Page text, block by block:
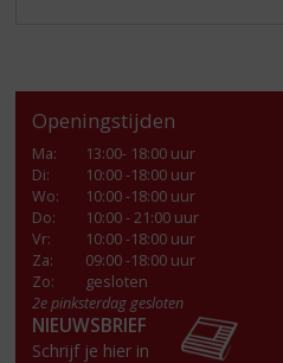
Openingstijden
Ma:
13:00- 18:00 uur
Di:
10:00 -18:00 uur
Wo:
10:00 -18:00 uur
Do:
10:00 - 21:00 uur
Vr:
10:00 -18:00 uur
Za:
09:00 -18:00 uur
Zo:
gesloten
2e pinksterdag gesloten
NIEUWSBRIEF
Schrijf je hier in